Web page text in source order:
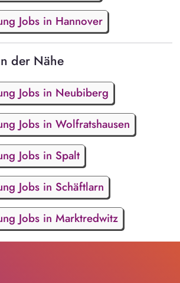
Jobs in Hannover
der Nähe
Jobs in Neubiberg
Jobs in Wolfratshausen
Jobs in Spalt
Jobs in Schäftlarn
Jobs in Marktredwitz